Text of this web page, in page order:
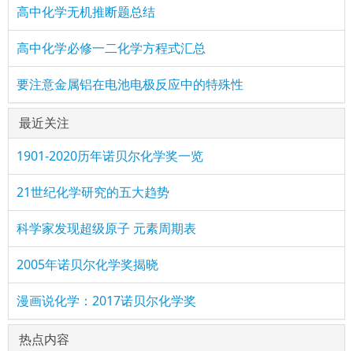
高中化学无机推断题总结
高中化学必修一二化学方程式汇总
要注意金属铝在电池电极反应中的特殊性
最近关注
1901-2020历年诺贝尔化学奖一览
21世纪化学研究的五大趋势
科学家发现超级原子 元素周期表
2005年诺贝尔化学奖揭晓
漫画说化学：2017诺贝尔化学奖
热点内容